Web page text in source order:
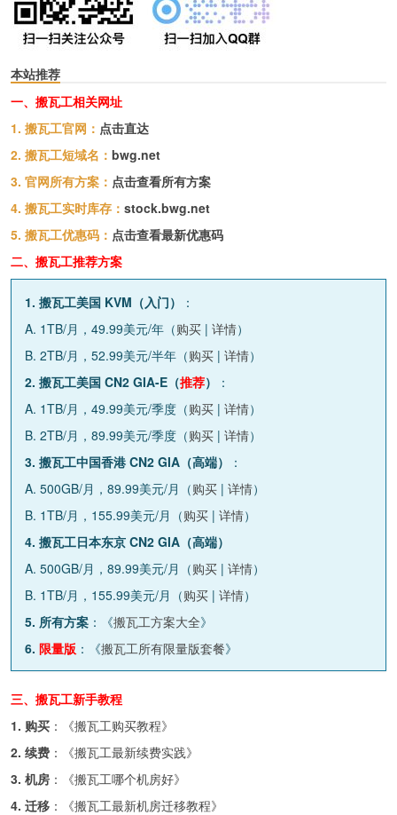
本站推荐
一、搬瓦工相关网址
1. 搬瓦工官网： 点击直达
2. 搬瓦工短域名： bwg.net
3. 官网所有方案： 点击查看所有方案
4. 搬瓦工实时库存： stock.bwg.net
5. 搬瓦工优惠码： 点击查看最新优惠码
二、搬瓦工推荐方案
1. 搬瓦工美国 KVM（入门）
：
A. 1TB/月，49.99美元/年（购买 | 详情）
B. 2TB/月，52.99美元/半年（购买 | 详情）
2. 搬瓦工美国 CN2 GIA-E（推荐）
：
A. 1TB/月，49.99美元/季度（购买 | 详情）
B. 2TB/月，89.99美元/季度（购买 | 详情）
3. 搬瓦工中国香港 CN2 GIA（高端）
：
A. 500GB/月，89.99美元/月（购买 | 详情）
B. 1TB/月，155.99美元/月（购买 | 详情）
4. 搬瓦工日本东京 CN2 GIA（高端）
A. 500GB/月，89.99美元/月（购买 | 详情）
B. 1TB/月，155.99美元/月（购买 | 详情）
5. 所有方案 ：《搬瓦工方案大全》
6. 限量版 ：《搬瓦工所有限量版套餐》
三、搬瓦工新手教程
1. 购买 ：《搬瓦工购买教程》
2. 续费 ：《搬瓦工最新续费实践》
3. 机房 ：《搬瓦工哪个机房好》
4. 迁移 ：《搬瓦工最新机房迁移教程》